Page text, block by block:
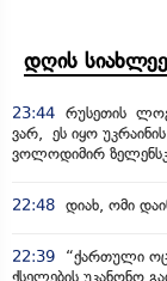
დღის
23:44 რუსეთის
ვარ, ეს იყო
ვოლოდიმირ
22:48 დიახ, ომი
22:39
“ქართული
ქსელების უკანონო